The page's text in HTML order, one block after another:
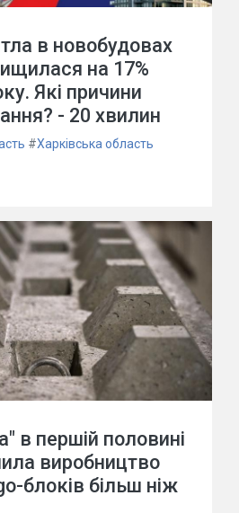
в новобудовах
на 17%
Які причини
- 20 хвилин
#Харківська область
в першій половині
виробництво
блоків більш ніж